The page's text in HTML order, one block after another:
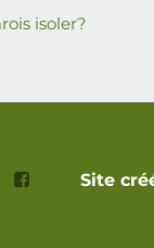
isoler?
Site